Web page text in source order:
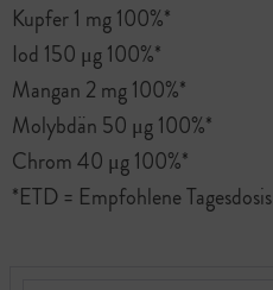
Kupfer 1 mg 100%*
Iod 150 μg 100%*
Mangan 2 mg 100%*
Molybdän 50 μg 100%*
Chrom 40 μg 100%*
*ETD = Empfohlene Tagesdosis